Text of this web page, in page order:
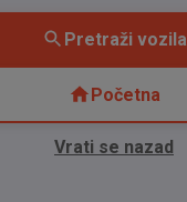
Pretraži vozila
Početna
Vrati se nazad